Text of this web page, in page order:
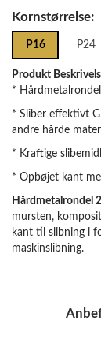
Kornstørrelse:
P16 P24
Produkt
*
* Sliber effektivt
andre hårde
* Kraftige
* Opbøjet kant
Hårdmetalrondel
mursten,
kant til slibning i
maskinslibning.